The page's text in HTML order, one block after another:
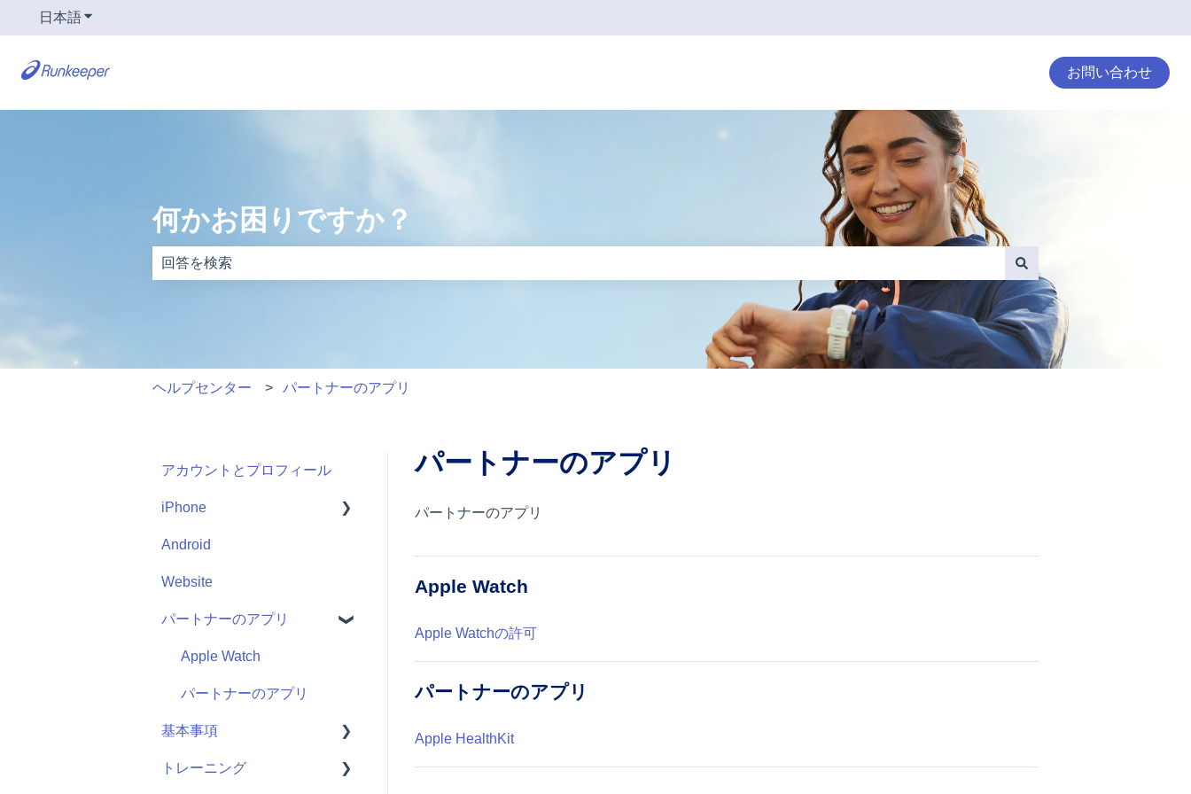
日本語翻訳のサブメニューを表示
お問い合わせ
何かお困りですか？
ヘルプセンター パートナーのアプリ
パートナーのアプリ
パートナーのアプリ
Apple Watch
Apple Watchの許可
パートナーのアプリ
Apple HealthKit
アカウントとプロフィール
iPhone
Me
Start
Android
Website
パートナーのアプリ
Apple Watch
パートナーのアプリ
基本事項
Getting Started
トレーニング